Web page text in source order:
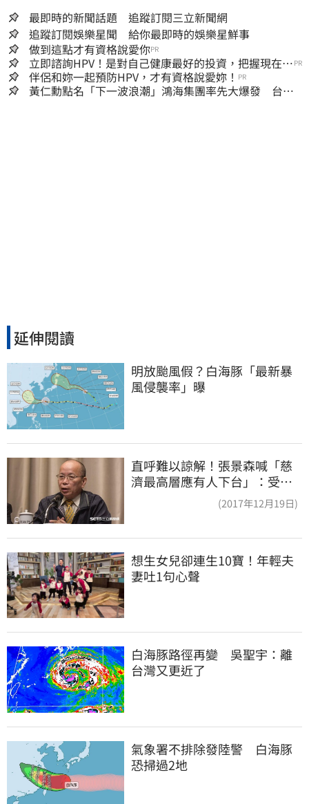
最即時的新聞話題 追蹤訂閱三立新聞網
追蹤訂閱娛樂星聞 給你最即時的娛樂星鮮事
做到這點才有資格說愛你PR
立即諮詢HPV！是對自己健康最好的投資，把握現在不
嫌晚！
PR
伴侶和妳一起預防HPV，才有資格說愛妳！ PR
黃仁勳點名「下一波浪潮」鴻海集團率先大爆發 台股
延伸閱讀
明放颱風假？白海豚「最新暴
風侵襲率」曝
直呼難以諒解！張景森喊「慈
濟最高層應有人下台」：受害
(2017年12月19日)
想生女兒卻連生10寶！年輕夫
妻吐1句心聲
白海豚路徑再變　吳聖宇：離
台灣又更近了
氣象署不排除發陸警　白海豚
恐掃過2地